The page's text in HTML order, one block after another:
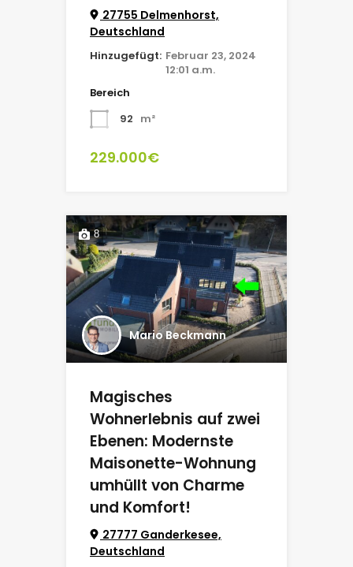
27755 Delmenhorst,
Deutschland
Hinzugefügt: Februar 23, 2024
12:01 a.m.
Bereich
92 m²
229.000€
8
Mario Beckmann
Magisches
Wohnerlebnis auf zwei
Ebenen: Modernste
Maisonette-Wohnung
umhüllt von Charme
und Komfort!
27777 Ganderkesee,
Deutschland